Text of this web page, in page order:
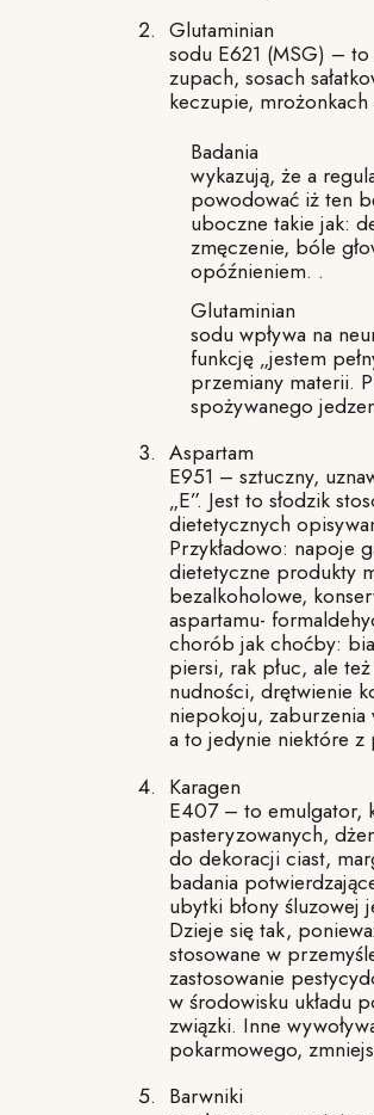
Glutaminian
sodu E621 (MSG) –
zupach, sosach
keczupie,
Badania
wykazują, że a
powodować iż ten
uboczne takie jak:
zmęczenie, bóle
opóźnieniem. .
Glutaminian
sodu wpływa na
funkcję „jestem
przemiany materii.
spożywanego
Aspartam
E951 – sztuczny,
„E”. Jest to słodzik
dietetycznych
Przykładowo: napoje
dietetyczne produkty
bezalkoholowe,
aspartamu-
chorób jak choćby:
piersi, rak płuc, ale
nudności, drętwienie
niepokoju, zaburzenia
a to jedynie niektóre
Karagen
E407 – to emulgator,
pasteryzowanych,
do dekoracji ciast,
badania
ubytki błony śluzowej
Dzieje się tak,
stosowane w
zastosowanie
w środowisku układu
związki. Inne
pokarmowego,
Barwniki